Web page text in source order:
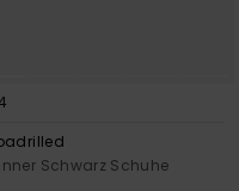
Schwarz Schuhe